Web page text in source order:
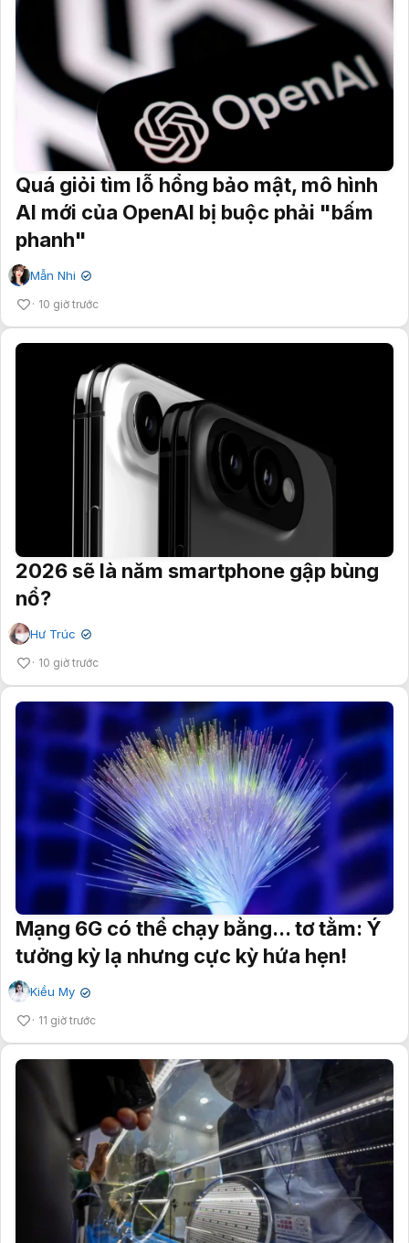
Quá giỏi tìm lỗ hổng bảo mật, mô hình
AI mới của OpenAI bị buộc phải "bấm
phanh"
Mẫn Nhi ✔
10 giờ trước
2026 sẽ là năm smartphone gập bùng
nổ?
Hư Trúc ✔
10 giờ trước
Mạng 6G có thể chạy bằng... tơ tằm: Ý
tưởng kỳ lạ nhưng cực kỳ hứa hẹn!
Kiều My ✔
11 giờ trước